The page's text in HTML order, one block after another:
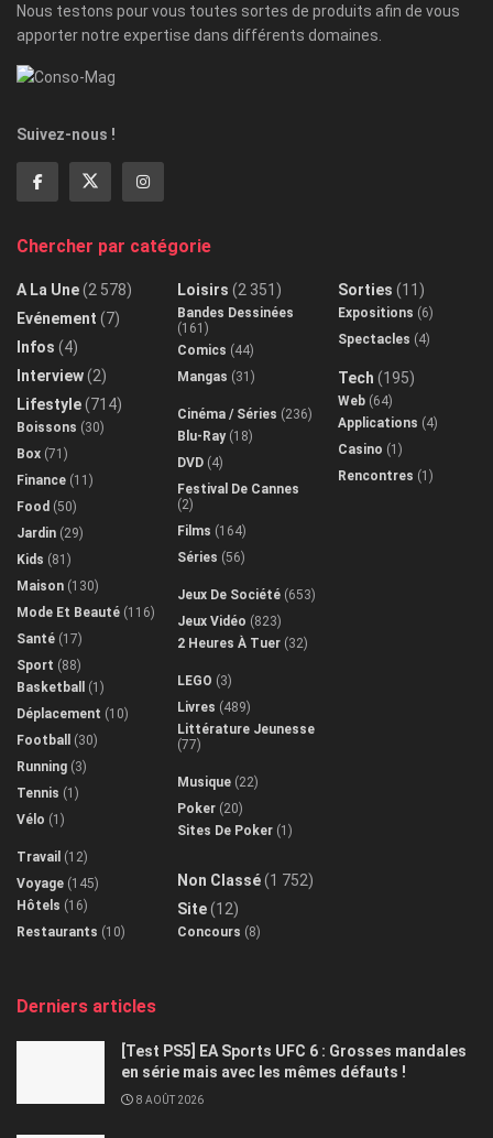
Nous testons pour vous toutes sortes de produits afin de vous
apporter notre expertise dans différents domaines.
Suivez-nous !
Chercher par catégorie
A La Une(2 578)
Evénement (7)
Infos (4)
Interview(2)
Lifestyle(714)
Boissons (30)
Box (71)
Finance (11)
Food (50)
Jardin (29)
Kids (81)
Maison (130)
Mode Et Beauté (116)
Santé (17)
Sport (88)
Basketball
(1)
Déplacement (10)
Football
(30)
Running (3)
Tennis (1)
Vélo (1)
Travail (12)
Voyage (145)
Hôtels (16)
Restaurants (10)
Loisirs (2 351)
Bandes Dessinées
(161)
Comics (44)
Mangas (31)
Cinéma / Séries (236)
Blu-Ray(18)
DVD (4)
Festival De Cannes
(2)
Films (164)
Séries (56)
Jeux De Société (653)
Jeux Vidéo (823)
2 Heures À Tuer (32)
LEGO (3)
Livres (489)
Littérature Jeunesse
(77)
Musique (22)
Poker (20)
Sites De Poker (1)
Non Classé(1 752)
Site(12)
Concours (8)
Sorties (11)
Expositions (6)
Spectacles (4)
Tech (195)
Web (64)
Applications (4)
Casino (1)
Rencontres (1)
Derniers articles
[Test PS5] EA Sports UFC 6 : Grosses mandales
en série mais avec les mêmes défauts !
8 AOÛT 2026